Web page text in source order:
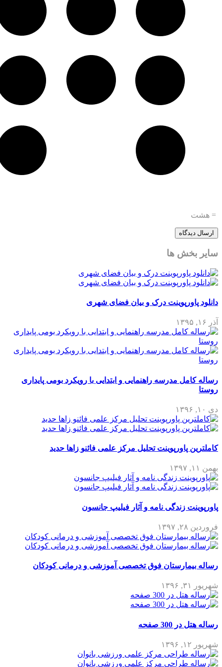
ها
درک و بیان فضای شهری
مدرسه راهنمایی و ابتدایی با رویکرد بومی پایداری
تحلیل مرکز علمی فائنو زاها حدید
زندگی نامه و آثار فیلیپ جانسون
فوق تخصصی آموزشی و درمانی کودکان
صفحه